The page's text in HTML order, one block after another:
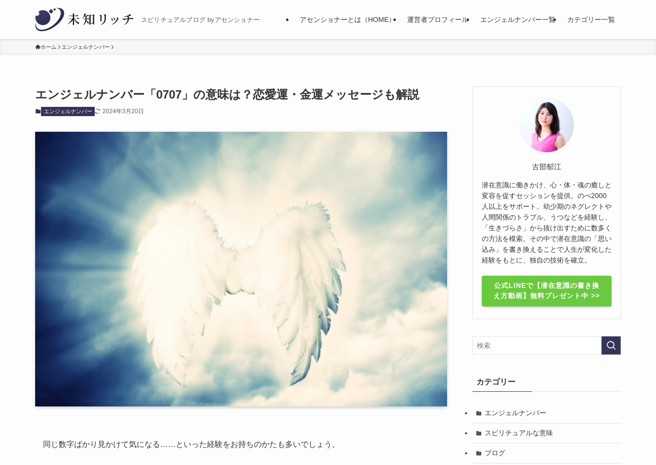
スピリチュアルブログ byアセンショナー アセンショナーとは（HOME） 運営者プロフィール エンジェルナンバー一覧 カテゴリー一覧
ホーム エンジェルナンバー
エンジェルナンバー「0707」の意味は？恋愛運・金運メッセージも解説
エンジェルナンバー 2024年3月20日
同じ数字ばかり見かけて気になる……といった経験をお持ちのかたも多いでしょう。
古部郁江
潜在意識に働きかけ、心・体・魂の癒しと
変容を促すセッションを提供。のべ2000
人以上をサポート。幼少期のネグレクトや
人間関係のトラブル、うつなどを経験し、
「生きづらさ」から抜け出すために数多く
の方法を模索。その中で潜在意識の「思い
込み」を書き換えることで人生が変化した
経験をもとに、独自の技術を確立。
公式LINEで【潜在意識の書き換
え方動画】無料プレゼント中 >>
カテゴリー
エンジェルナンバー
スピリチュアルな意味
ブログ